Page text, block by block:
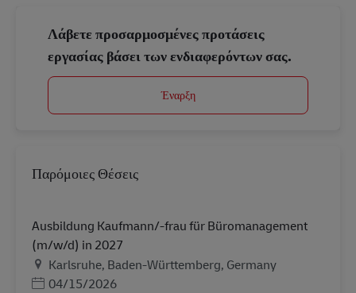
Λάβετε προσαρμοσμένες προτάσεις
εργασίας βάσει των ενδιαφερόντων σας.
Έναρξη
Παρόμοιες Θέσεις
Ausbildung Kaufmann/-frau für Büromanagement
(m/w/d) in 2027
Τοποθεσία
Karlsruhe, Baden-Württemberg, Germany
Ημερομηνία Ανάρτησης
04/15/2026